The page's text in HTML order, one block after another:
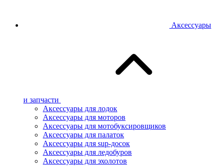
Аксессуары
и запчасти
Аксессуары для лодок
Аксессуары для моторов
Аксессуары для мотобуксировщиков
Аксессуары для палаток
Аксессуары для sup-досок
Аксессуары для ледобуров
Аксессуары для эхолотов